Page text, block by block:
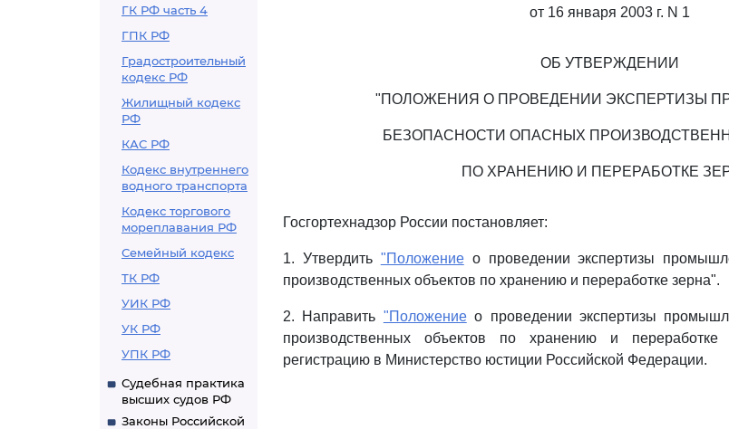
ГК РФ часть 4
ГПК РФ
Градостроительный
кодекс РФ
Жилищный кодекс
РФ
КАС РФ
Кодекс внутреннего
водного транспорта
Кодекс торгового
мореплавания РФ
Семейный кодекс
ТК РФ
УИК РФ
УК РФ
УПК РФ
Судебная практика
высших судов РФ
Законы Российской
от 16 января 2003 г. N 1
ОБ УТВЕРЖДЕНИИ
"ПОЛОЖЕНИЯ О ПРОВЕДЕНИИ ЭКСПЕРТИЗЫ
БЕЗОПАСНОСТИ ОПАСНЫХ
ПО ХРАНЕНИЮ И ПЕРЕРАБОТКЕ
Госгортехнадзор России постановляет:
1. Утвердить "Положениео проведении экспертизы
производственных объектов по хранению и переработке зерна".
2. Направить "Положениео проведении экспертизы
производственных объектов по хранению и переработке
регистрацию в Министерство юстиции Российской Федерации.